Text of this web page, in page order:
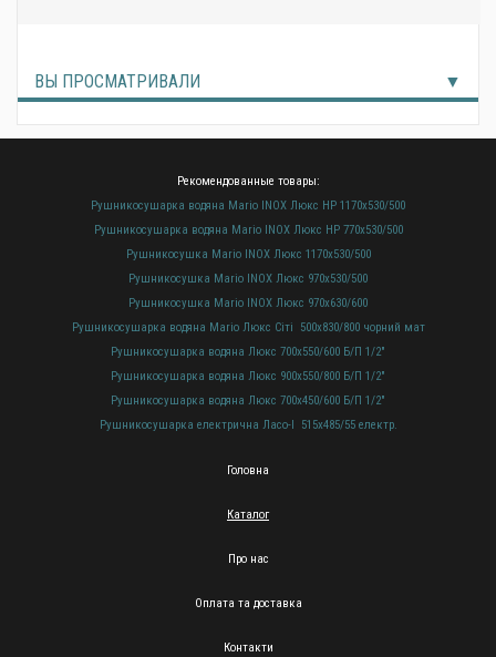
ВЫ ПРОСМАТРИВАЛИ
Рекомендованные товары:
Рушникосушарка водяна Mario INOX Люкс HP 1170х530/500
Рушникосушарка водяна Mario INOX Люкс HP 770х530/500
Рушникосушка Mario INOX Люкс 1170х530/500
Рушникосушка Mario INOX Люкс 970х530/500
Рушникосушка Mario INOX Люкс 970х630/600
Рушникосушарка водяна Mario Люкс Сіті 500х830/800 чорний мат
Рушникосушарка водяна Люкс 700х550/600 Б/П 1/2"
Рушникосушарка водяна Люкс 900х550/800 Б/П 1/2"
Рушникосушарка водяна Люкс 700х450/600 Б/П 1/2"
Рушникосушарка електрична Ласо-І 515х485/55 електр.
Головна
Каталог
Про нас
Оплата та доставка
Контакти